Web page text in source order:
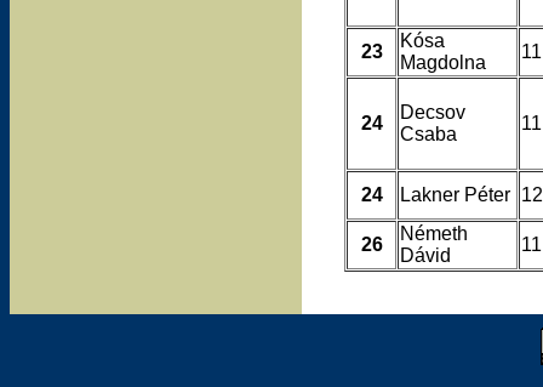
23
Kósa
Magdolna
11
24
Decsov
Csaba
11
24 Lakner Péter 12
26
Németh
Dávid
11